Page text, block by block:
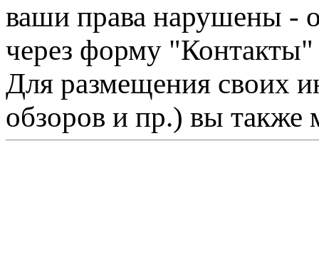
ваши права нарушены -
через форму "Контакты"
Для размещения своих
обзоров и пр.) вы также